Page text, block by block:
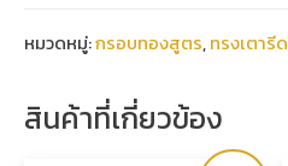
หมวดหมู่:กรอบทองสูตร,ทรงเตารีด
สินค้าที่เกี่ยวข้อง